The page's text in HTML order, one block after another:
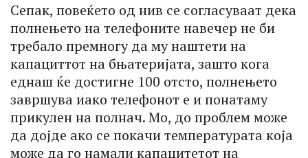
Сепак, повеќето од нив се согласуваат дека
полнењето на телефоните навечер не би
требало премногу да му наштети на
капациттот на бњатеријата, зашто кога
еднаш ќе достигне 100 отсто, полнењето
завршува иако телефонот е и понатаму
прикулен на полнач. Мо, до проблем може
да дојде ако се покачи температурата која
може да го намали капацитетот на